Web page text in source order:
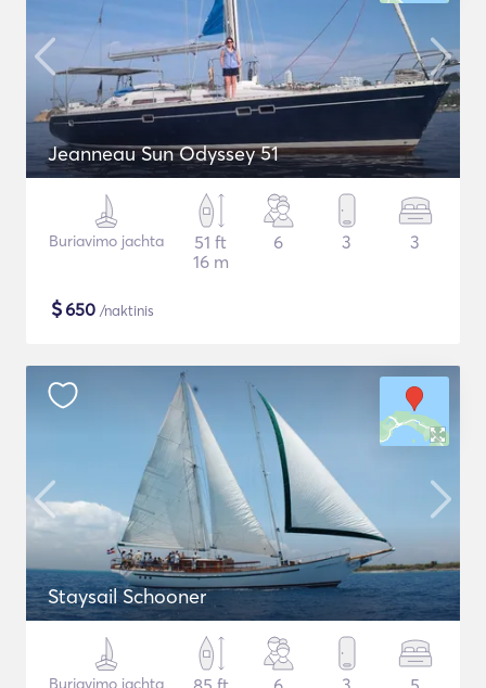
Jeanneau Sun Odyssey 51
Buriavimo jachta
51 ft
16 m
6 3 3
$650 /naktinis
Staysail Schooner
Buriavimo jachta